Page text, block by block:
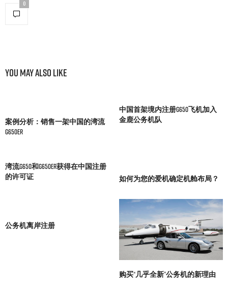
0
You May Also Like
案例分析：销售一架中国的湾流
G650ER
中国首架境内注册G650飞机加入
金鹿公务机队
湾流G650和G650ER获得在中国注册
的许可证
如何为您的爱机确定机舱布局？
公务机离岸注册
购买“几乎全新”公务机的新理由